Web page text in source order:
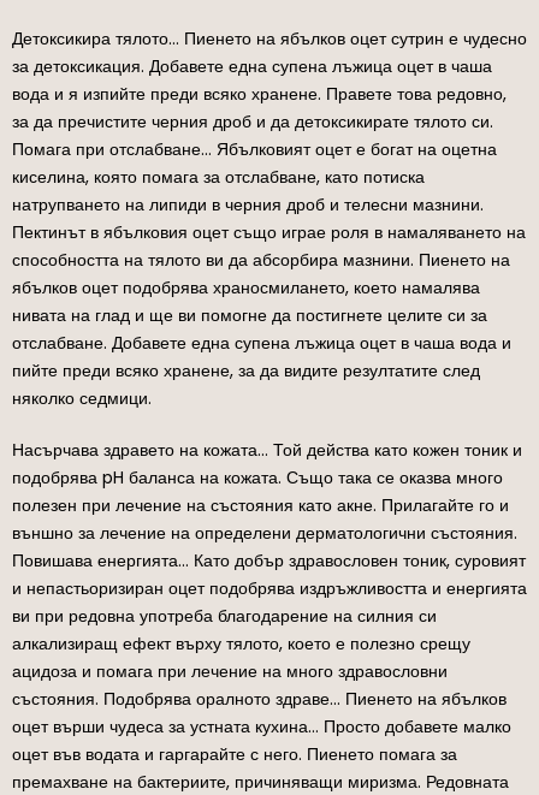
Детоксикира тялото… Пиенето на ябълков оцет сутрин е чудесно
за детоксикация. Добавете една супена лъжица оцет в чаша
вода и я изпийте преди всяко хранене. Правете това редовно,
за да пречистите черния дроб и да детоксикирате тялото си.
Помага при отслабване… Ябълковият оцет е богат на оцетна
киселина, която помага за отслабване, като потиска
натрупването на липиди в черния дроб и телесни мазнини.
Пектинът в ябълковия оцет също играе роля в намаляването на
способността на тялото ви да абсорбира мазнини. Пиенето на
ябълков оцет подобрява храносмилането, което намалява
нивата на глад и ще ви помогне да постигнете целите си за
отслабване. Добавете една супена лъжица оцет в чаша вода и
пийте преди всяко хранене, за да видите резултатите след
няколко седмици.
Насърчава здравето на кожата… Той действа като кожен тоник и
подобрява pH баланса на кожата. Също така се оказва много
полезен при лечение на състояния като акне. Прилагайте го и
външно за лечение на определени дерматологични състояния.
Повишава енергията… Като добър здравословен тоник, суровият
и непастьоризиран оцет подобрява издръжливостта и енергията
ви при редовна употреба благодарение на силния си
алкализиращ ефект върху тялото, което е полезно срещу
ацидоза и помага при лечение на много здравословни
състояния. Подобрява оралното здраве… Пиенето на ябълков
оцет върши чудеса за устната кухина… Просто добавете малко
оцет във водата и гаргарайте с него. Пиенето помага за
премахване на бактериите, причиняващи миризма. Редовната